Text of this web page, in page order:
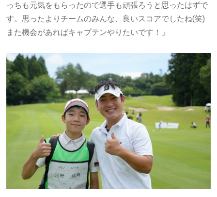
っちも元気をもらったので選手も頑張ろうと思ったはずで
す。思ったよりチームのみんな、良いスコアでしたね(笑)
また機会があればキャプテンやりたいです！」